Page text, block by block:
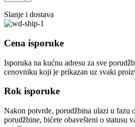
Slanje i dostava
Cena isporuke
Isporuka na kućnu adresu za sve
cenovniku koji je prikazan uz svaki
Rok isporuke
Nakon potvrde, porudžbina ulazi u fazu
porudžbine, bićete obavešteni o statusu